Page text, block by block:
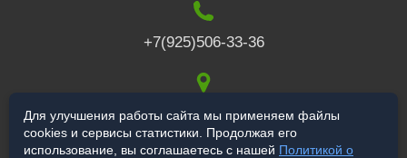
+7(925)506-33-36
117519,г. Москва,
Варшавское ш., 132
Для улучшения работы сайта мы применяем файлы
cookies и сервисы статистики. Продолжая его
использование, вы соглашаетесь с нашей Политикой о